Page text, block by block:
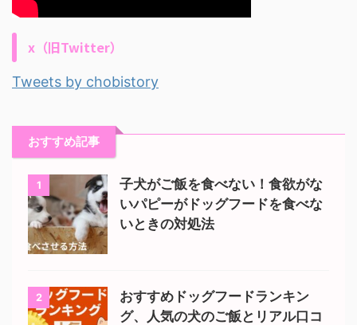
x（旧Twitter）
Tweets by chobistory
おすすめ記事
1
子犬がご飯を食べない！食欲がな
いパピーがドッグフードを食べな
いときの対処法
2
おすすめドッグフードランキン
グ、人気の犬のご飯とリアル口コ